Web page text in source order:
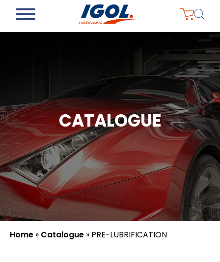
CATALOGUE
Home » Catalogue » PRE-LUBRIFICATION